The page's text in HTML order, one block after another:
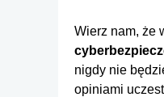
Wierz nam, że
nigdy nie
opiniami